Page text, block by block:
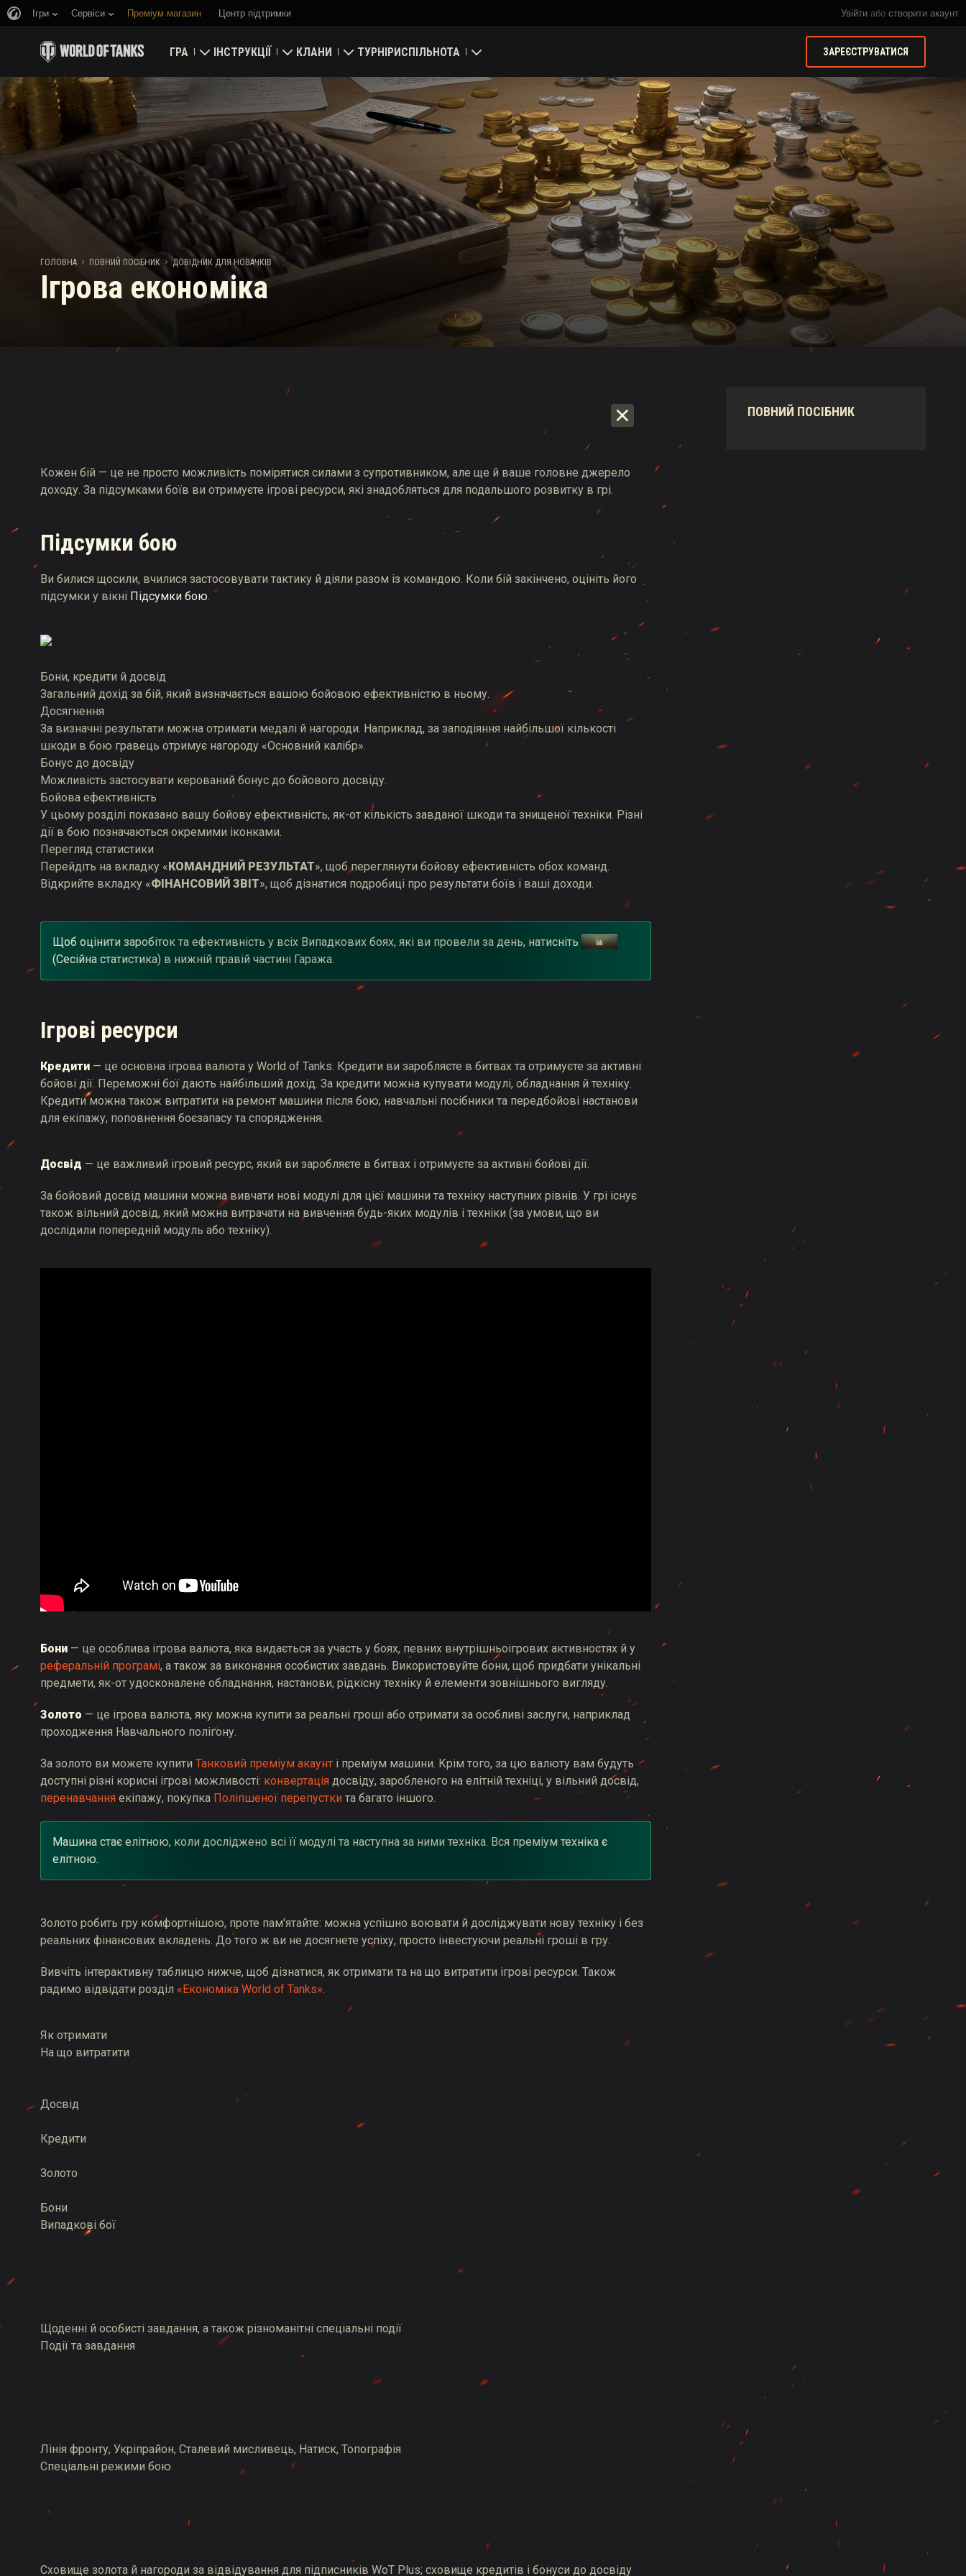
Увійти або створити акаунт
Ігри Сервіси Преміум магазин Центр підтримки
ГРА
Завантажте зараз
Активувати бонус-код
Новини
Рейтинги
Останні зміни
Танкознавство
ІНСТРУКЦІЇ
Новачку
Основне
Ігрова економіка
Безпека
Досягнення
Граємо за правилами
Довідник з Twitch Drops
КЛАНИ
Укріпрайон
Глобальна мапа
Рейтинг кланів
ТУРНІРИСПІЛЬНОТА
Мій профіль
Пошук гравців
Запросити друга
Discord
Портал модів
ЗАРЕЄСТРУВАТИСЯ
ГОЛОВНА ПОВНИЙ ПОСІБНИК ДОВІДНИК ДЛЯ НОВАЧКІВ
Ігрова економіка
ПОВНИЙ ПОСІБНИК
Кожен бій — це не просто можливість помірятися силами з супротивником, але ще й ваше головне джерело
доходу. За підсумками боїв ви отримуєте ігрові ресурси, які знадобляться для подальшого розвитку в грі.
Підсумки бою
Ви билися щосили, вчилися застосовувати тактику й діяли разом із командою. Коли бій закінчено, оцініть його
підсумки у вікні Підсумки бою.
Бони, кредити й досвід
Загальний дохід за бій, який визначається вашою бойовою ефективністю в ньому.
Досягнення
За визначні результати можна отримати медалі й нагороди. Наприклад, за заподіяння найбільшої кількості
шкоди в бою гравець отримує нагороду «Основний калібр».
Бонус до досвіду
Можливість застосувати керований бонус до бойового досвіду.
Бойова ефективність
У цьому розділі показано вашу бойову ефективність, як-от кількість завданої шкоди та знищеної техніки. Різні
дії в бою позначаються окремими іконками.
Перегляд статистики
Перейдіть на вкладку «КОМАНДНИЙ РЕЗУЛЬТАТ», щоб переглянути бойову ефективність обох команд.
Відкрийте вкладку «ФІНАНСОВИЙ ЗВІТ», щоб дізнатися подробиці про результати боїв і ваші доходи.
Щоб оцінити заробіток та ефективність у всіх Випадкових боях, які ви провели за день, натисніть
(Сесійна статистика) в нижній правій частині Гаража.
Ігрові ресурси
Кредити — це основна ігрова валюта у World of Tanks. Кредити ви заробляєте в битвах та отримуєте за активні
бойові дії. Переможні бої дають найбільший дохід. За кредити можна купувати модулі, обладнання й техніку.
Кредити можна також витратити на ремонт машини після бою, навчальні посібники та передбойові настанови
для екіпажу, поповнення боєзапасу та спорядження.
Досвід — це важливий ігровий ресурс, який ви заробляєте в битвах і отримуєте за активні бойові дії.
За бойовий досвід машини можна вивчати нові модулі для цієї машини та техніку наступних рівнів. У грі існує
також вільний досвід, який можна витрачати на вивчення будь-яких модулів і техніки (за умови, що ви
дослідили попередній модуль або техніку).
Бони — це особлива ігрова валюта, яка видається за участь у боях, певних внутрішньоігрових активностях й у
реферальній програмі, а також за виконання особистих завдань. Використовуйте бони, щоб придбати унікальні
предмети, як-от удосконалене обладнання, настанови, рідкісну техніку й елементи зовнішнього вигляду.
Золото — це ігрова валюта, яку можна купити за реальні гроші або отримати за особливі заслуги, наприклад
проходження Навчального полігону.
За золото ви можете купити Танковий преміум акаунт і преміум машини. Крім того, за цю валюту вам будуть
доступні різні корисні ігрові можливості: конвертація досвіду, заробленого на елітній техніці, у вільний досвід,
перенавчання екіпажу, покупка Поліпшеної перепустки та багато іншого.
Машина стає елітною, коли досліджено всі її модулі та наступна за ними техніка. Вся преміум техніка є
елітною.
Золото робить гру комфортнішою, проте пам'ятайте: можна успішно воювати й досліджувати нову техніку і без
реальних фінансових вкладень. До того ж ви не досягнете успіху, просто інвестуючи реальні гроші в гру.
Вивчіть інтерактивну таблицю нижче, щоб дізнатися, як отримати та на що витратити ігрові ресурси. Також
радимо відвідати розділ «Економіка World of Tanks».
Як отримати
На що витратити
Досвід
Кредити
Золото
Бони
Випадкові бої
Щоденні й особисті завдання, а також різноманітні спеціальні події
Події та завдання
Лінія фронту, Укріпрайон, Сталевий мисливець, Натиск, Топографія
Спеціальні режими бою
Сховище золота й нагороди за відвідування для підписників WoT Plus; сховище кредитів і бонуси до досвіду